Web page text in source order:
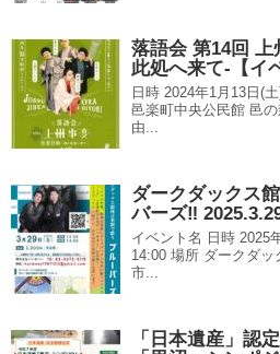
落語会 第14回
此処へ来て-【イ
日時 2024年1月13日(
邑楽町中央公民館 邑
由...
ダークダックス
バーズ‼︎
イベント名 日時 2025
14:00 場所 ダークダ
市...
「日本遺産」認